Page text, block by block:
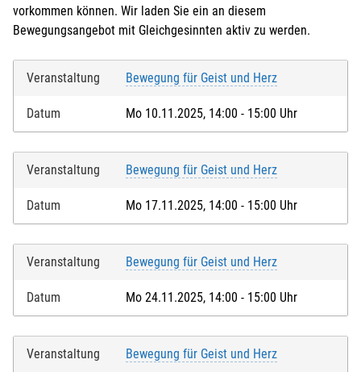
vorkommen können. Wir laden Sie ein an diesem
Bewegungsangebot mit Gleichgesinnten aktiv zu werden.
Veranstaltung Bewegung für Geist und Herz
Datum Mo 10.11.2025, 14:00 - 15:00 Uhr
Veranstaltung Bewegung für Geist und Herz
Datum Mo 17.11.2025, 14:00 - 15:00 Uhr
Veranstaltung Bewegung für Geist und Herz
Datum Mo 24.11.2025, 14:00 - 15:00 Uhr
Veranstaltung Bewegung für Geist und Herz